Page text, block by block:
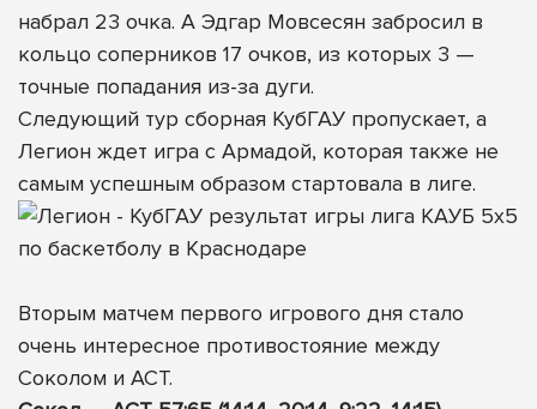
набрал 23 очка. А Эдгар Мовсесян забросил в
кольцо соперников 17 очков, из которых 3 —
точные попадания из-за дуги.
Следующий тур сборная КубГАУ пропускает, а
Легион ждет игра с Армадой, которая также не
самым успешным образом стартовала в лиге.
Вторым матчем первого игрового дня стало
очень интересное противостояние между
Соколом и АСТ.